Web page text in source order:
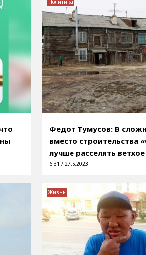
Федот Тумусов: В
вместо строительства
лучше расселять
6:31 / 27.6.2023
Политика
Жизнь